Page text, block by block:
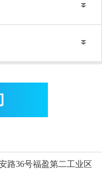
路36号福盈第二工业区